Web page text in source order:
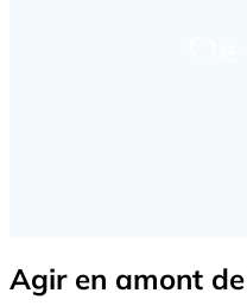
Agir en amont